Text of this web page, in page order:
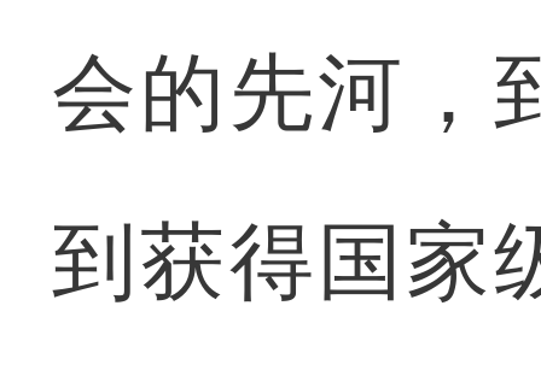
会的先河，
到获得国家